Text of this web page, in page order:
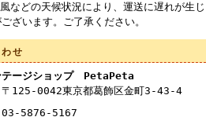
などの天候状況により、運送に遅れが生じ
ざいます。ご了承ください。
せ
テージショップ PetaPeta
〒125-0042東京都葛飾区金町3-43-4
03-5876-5167